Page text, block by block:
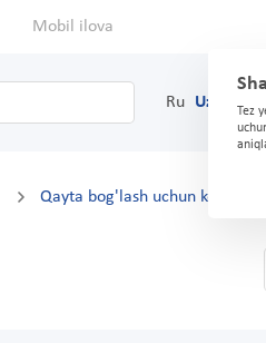
Mobil ilova
Tez
Ru Uz
Qayta bog'lash uchun kerakli